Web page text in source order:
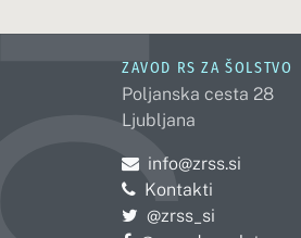
ZAVOD RS ZA ŠOLSTVO
Poljanska cesta 28
Ljubljana
Pošljite e-mail na
info@zrss.si
Kontakti
Pojdite na Twitter:
@zrss_si